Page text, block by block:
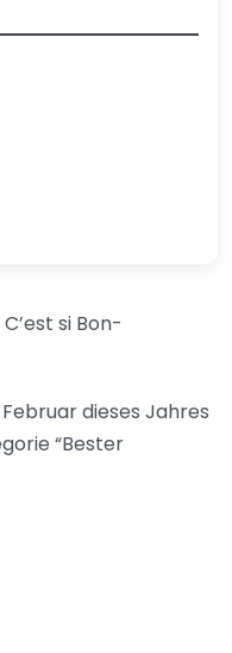
si Bon-
dieses Jahres
“Bester